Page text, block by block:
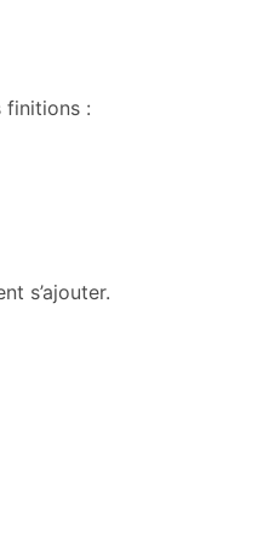
finitions :
s’ajouter.